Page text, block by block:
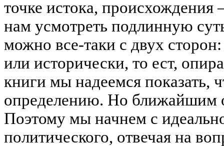
точке истока, происхождения
нам усмотреть подлинную
можно все-таки с двух
или исторически, то ест,
книги мы надеемся показать,
определению. Но ближайшим
Поэтому мы начнем с
политического, отвечая на